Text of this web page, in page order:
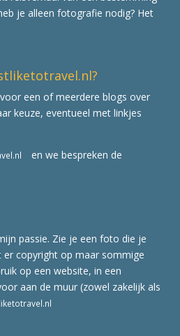
je alleen fotografie nodig? Het
een of meerdere blogs over
keuze, eventueel met linkjes
en we bespreken de
passie. Zie je een foto die je
er copyright op maar sommige
op een website, in een
aan de muur (zowel zakelijk als